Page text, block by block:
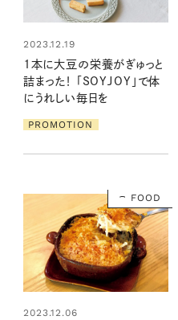
2023.12.19
1本に大豆の栄養がぎゅっと
詰まった！ 「SOYJOY」で体
にうれしい毎日を
PROMOTION
FOOD
2023.12.06